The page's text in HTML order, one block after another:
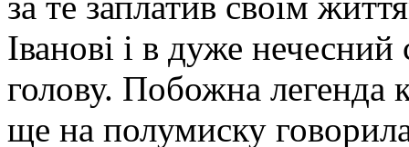
Іванові і в дуже нечесний
голову. Побожна легенда
ще на полумиску